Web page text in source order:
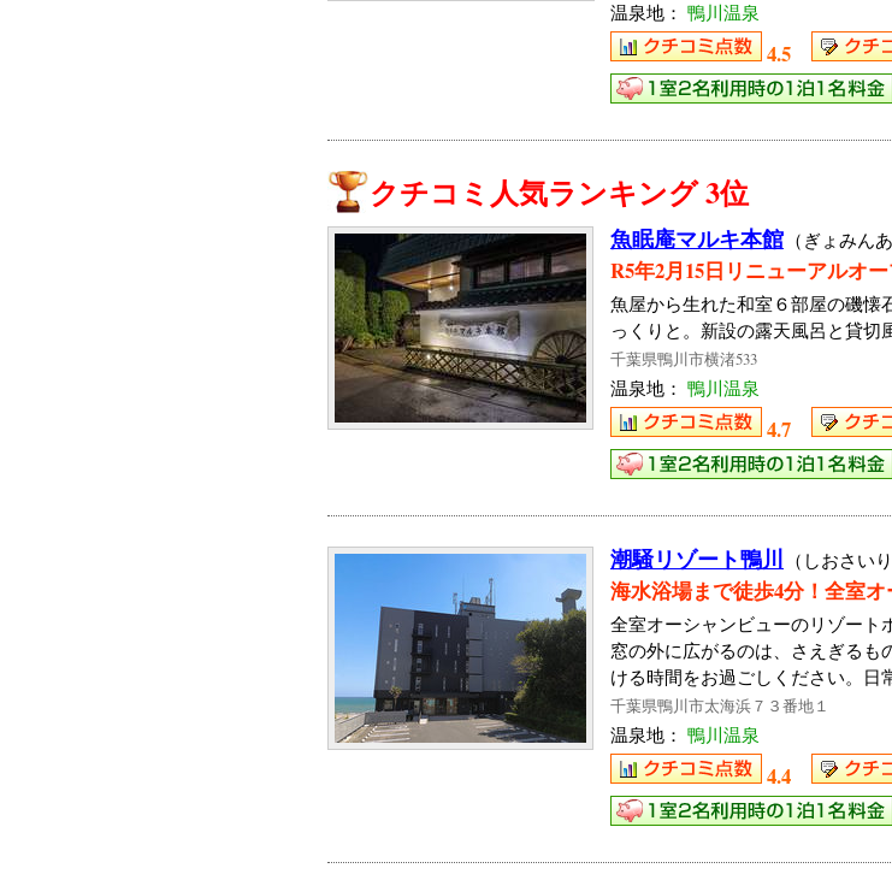
温泉地： 鴨川温泉
4.5
クチコミ人気ランキング 3位
魚眠庵マルキ本館 （ぎょみん
R5年2月15日リニューアルオ
魚屋から生れた和室６部屋の磯懐
っくりと。新設の露天風呂と貸切
千葉県鴨川市横渚533
温泉地： 鴨川温泉
4.7
潮騒リゾート鴨川 （しおさい
海水浴場まで徒歩4分！全室
全室オーシャンビューのリゾート
窓の外に広がるのは、さえぎる
ける時間をお過ごしください。日
千葉県鴨川市太海浜７３番地１
温泉地： 鴨川温泉
4.4